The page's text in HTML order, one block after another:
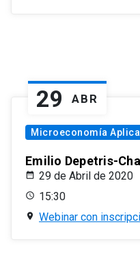
29 ABR
Microeconomía
Emilio Depetris-
29 de Abril de 2020
15:30
Webinar con